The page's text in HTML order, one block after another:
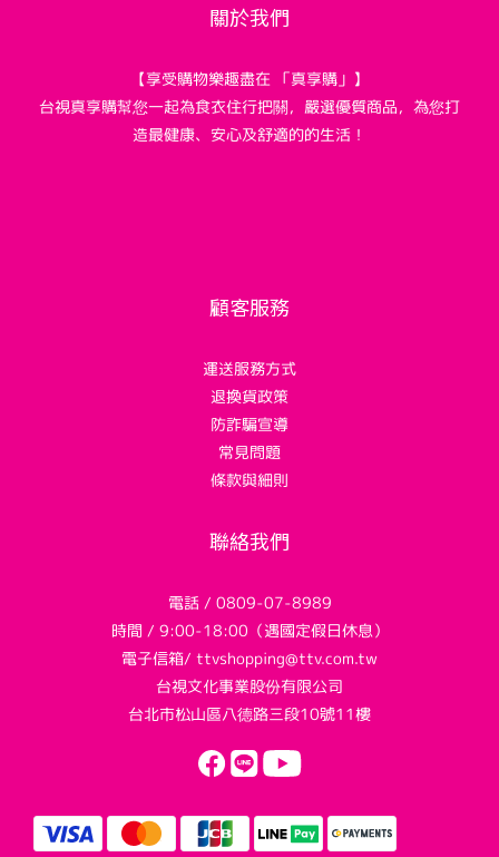
關於我們
【享受購物樂趣盡在 「真享購」】
台視真享購幫您一起為食衣住行把關，嚴選優質商品，為您打
造最健康、安心及舒適的的生活！
顧客服務
運送服務方式
退換貨政策
防詐騙宣導
常見問題
條款與細則
聯絡我們
電話 / 0809-07-8989
時間 / 9:00-18:00（遇國定假日休息）
電子信箱/ ttvshopping@ttv.com.tw
台視文化事業股份有限公司
台北市松山區八德路三段10號11樓